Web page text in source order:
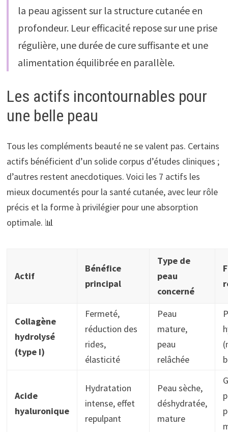
la peau agissent sur la structure cutanée en
profondeur. Leur efficacité repose sur une prise
régulière, une durée de cure suffisante et une
alimentation équilibrée en parallèle.
Les actifs incontournables pour
une belle peau
Tous les compléments beauté ne se valent pas. Certains
actifs bénéficient d’un solide corpus d’études cliniques ;
d’autres restent anecdotiques. Voici les 7 actifs les
mieux documentés pour la santé cutanée, avec leur rôle
précis et la forme à privilégier pour une absorption
optimale. 📊
Actif
Bénéfice
principal
Type de
peau
concerné
Collagène
hydrolysé
(type I)
Fermeté,
réduction des
rides,
élasticité
Peau
mature,
peau
relâchée
Acide
hyaluronique
Hydratation
intense, effet
repulpant
Peau sèche,
déshydratée,
mature